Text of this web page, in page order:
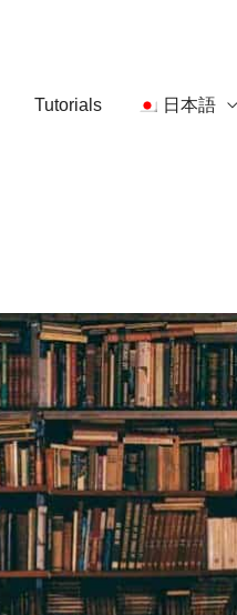
Tutorials 日本語